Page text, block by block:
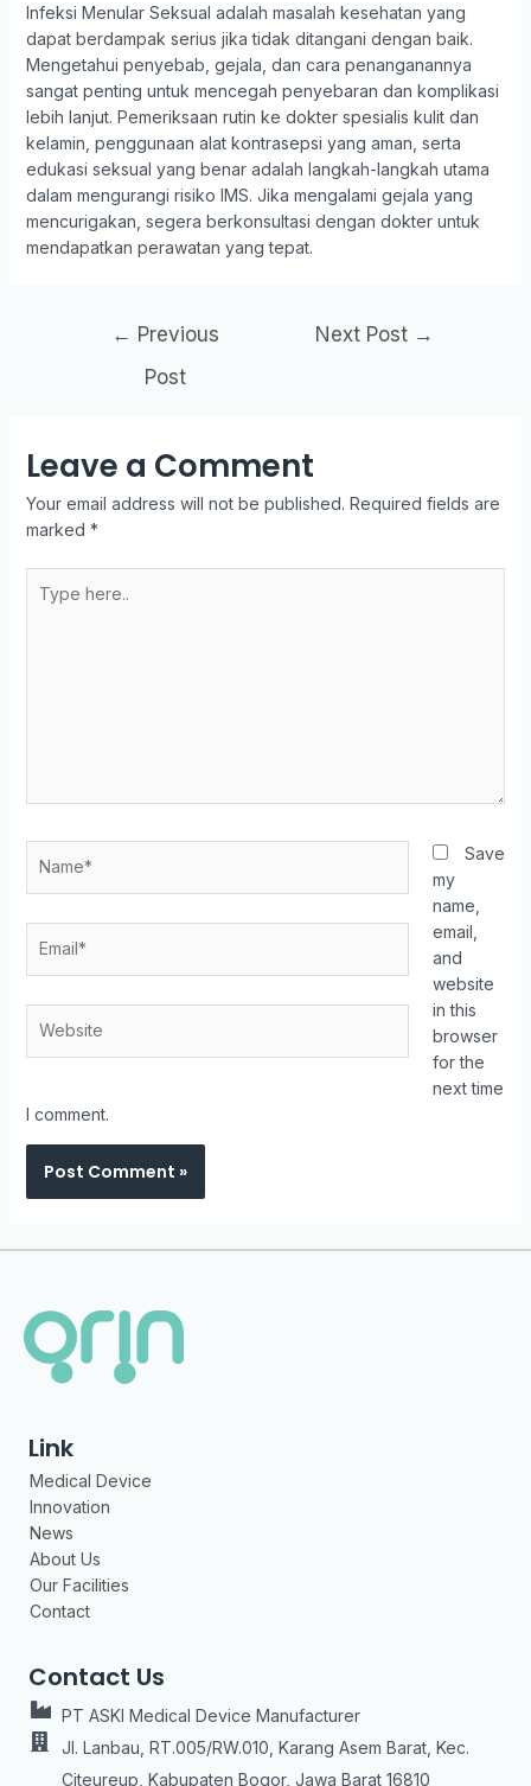
Infeksi Menular Seksual adalah masalah kesehatan yang
dapat berdampak serius jika tidak ditangani dengan baik.
Mengetahui penyebab, gejala, dan cara penanganannya
sangat penting untuk mencegah penyebaran dan komplikasi
lebih lanjut. Pemeriksaan rutin ke dokter spesialis kulit dan
kelamin, penggunaan alat kontrasepsi yang aman, serta
edukasi seksual yang benar adalah langkah-langkah utama
dalam mengurangi risiko IMS. Jika mengalami gejala yang
mencurigakan, segera berkonsultasi dengan dokter untuk
mendapatkan perawatan yang tepat.
← Previous
Post
Next Post →
Leave a Comment
Your email address will not be published. Required fields are
marked *
Save
my
name,
email,
and
website
in this
browser
for the
next time
I comment.
Link
Medical Device
Innovation
News
About Us
Our Facilities
Contact
Contact Us
PT ASKI Medical Device Manufacturer
Jl. Lanbau, RT.005/RW.010, Karang Asem Barat, Kec.
Citeureup, Kabupaten Bogor, Jawa Barat 16810